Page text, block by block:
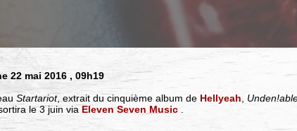
22 mai 2016 , 09h19
Startariot, extrait du cinquième album de Hellyeah,
le 3 juin via Eleven Seven Music.